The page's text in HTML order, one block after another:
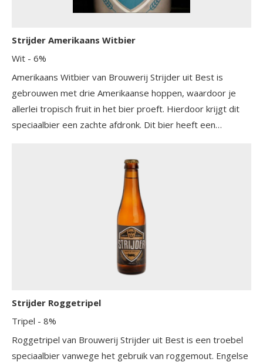
Strijder Amerikaans Witbier
Wit - 6%
Amerikaans Witbier van Brouwerij Strijder uit Best is
gebrouwen met drie Amerikaanse hoppen, waardoor je
allerlei tropisch fruit in het bier proeft. Hierdoor krijgt dit
speciaalbier een zachte afdronk. Dit bier heeft een
Strijder Roggetripel
Tripel - 8%
Roggetripel van Brouwerij Strijder uit Best is een troebel
speciaalbier vanwege het gebruik van roggemout. Engelse